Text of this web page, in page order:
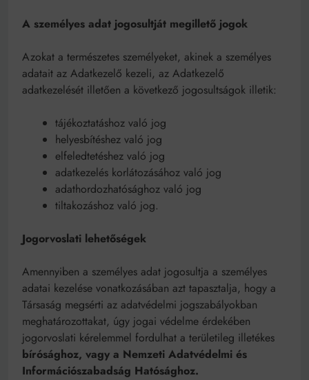
A személyes adat jogosultját megillető jogok
Azokat a természetes személyeket, akinek a személyes
adatait az Adatkezelő kezeli, az Adatkezelő
adatkezelését illetően a következő jogosultságok illetik:
tájékoztatáshoz való jog
helyesbítéshez való jog
elfeledtetéshez való jog
adatkezelés korlátozásához való jog
adathordozhatósághoz való jog
tiltakozáshoz való jog.
Jogorvoslati lehetőségek
Amennyiben a személyes adat jogosultja a személyes
adatai kezelése vonatkozásában azt tapasztalja, hogy a
Társaság megsérti az adatvédelmi jogszabályokban
meghatározottakat, úgy jogai védelme érdekében
jogorvoslati kérelemmel fordulhat a területileg illetékes
bírósághoz, vagy a Nemzeti Adatvédelmi és
Információszabadság Hatósághoz.